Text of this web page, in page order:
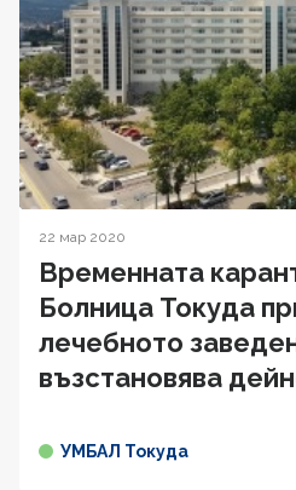
22 мар 2020
Временната
Болница Токуда
лечебното
възстановява
УМБАЛ Токуда